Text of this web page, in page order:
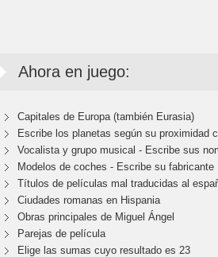
Ahora en juego:
Capitales de Europa (también Eurasia)
Escribe los planetas según su proximidad
Vocalista y grupo musical - Escribe sus
Modelos de coches - Escribe su fabricante
Títulos de películas mal traducidas al
Ciudades romanas en Hispania
Obras principales de Miguel Ángel
Parejas de película
Elige las sumas cuyo resultado es 23